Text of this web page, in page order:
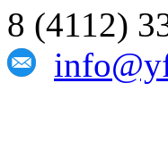
8 (4112)